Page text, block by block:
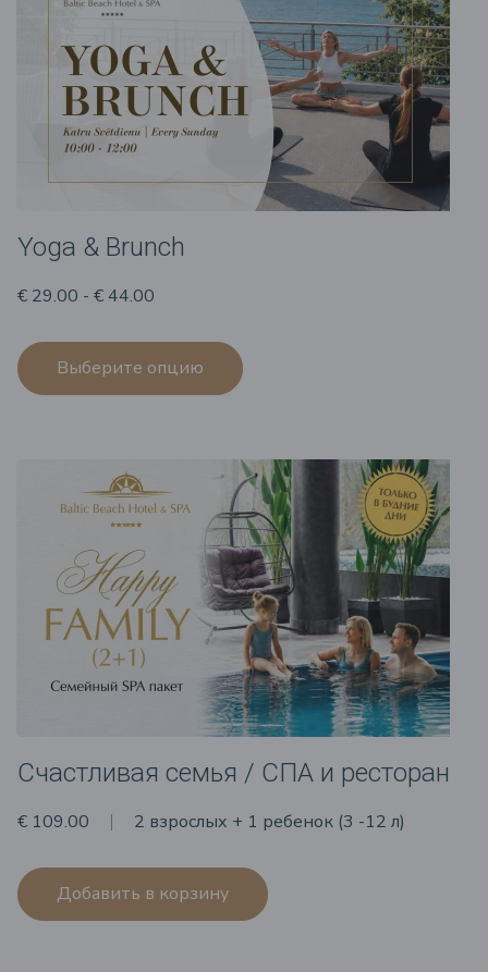
Yoga & Brunch
€ 29.00 - € 44.00
Выберите опцию
Счастливая семья / СПА и ресторан
€ 109.00 2 взрослых + 1 ребенок (3 -12 л)
Добавить в корзину